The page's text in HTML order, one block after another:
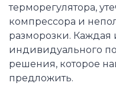
терморегулятора,
компрессора и
разморозки. Каждая
индивидуального
решения, которое
предложить.